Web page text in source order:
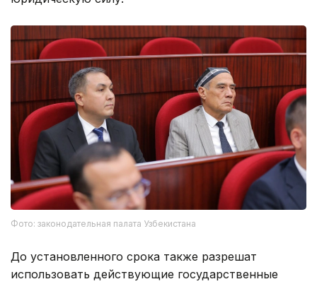
Фото: законодательная палата Узбекистана
До установленного срока также разрешат
использовать действующие государственные